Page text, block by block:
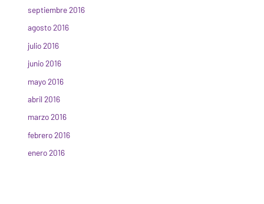
septiembre 2016
agosto 2016
julio 2016
junio 2016
mayo 2016
abril 2016
marzo 2016
febrero 2016
enero 2016